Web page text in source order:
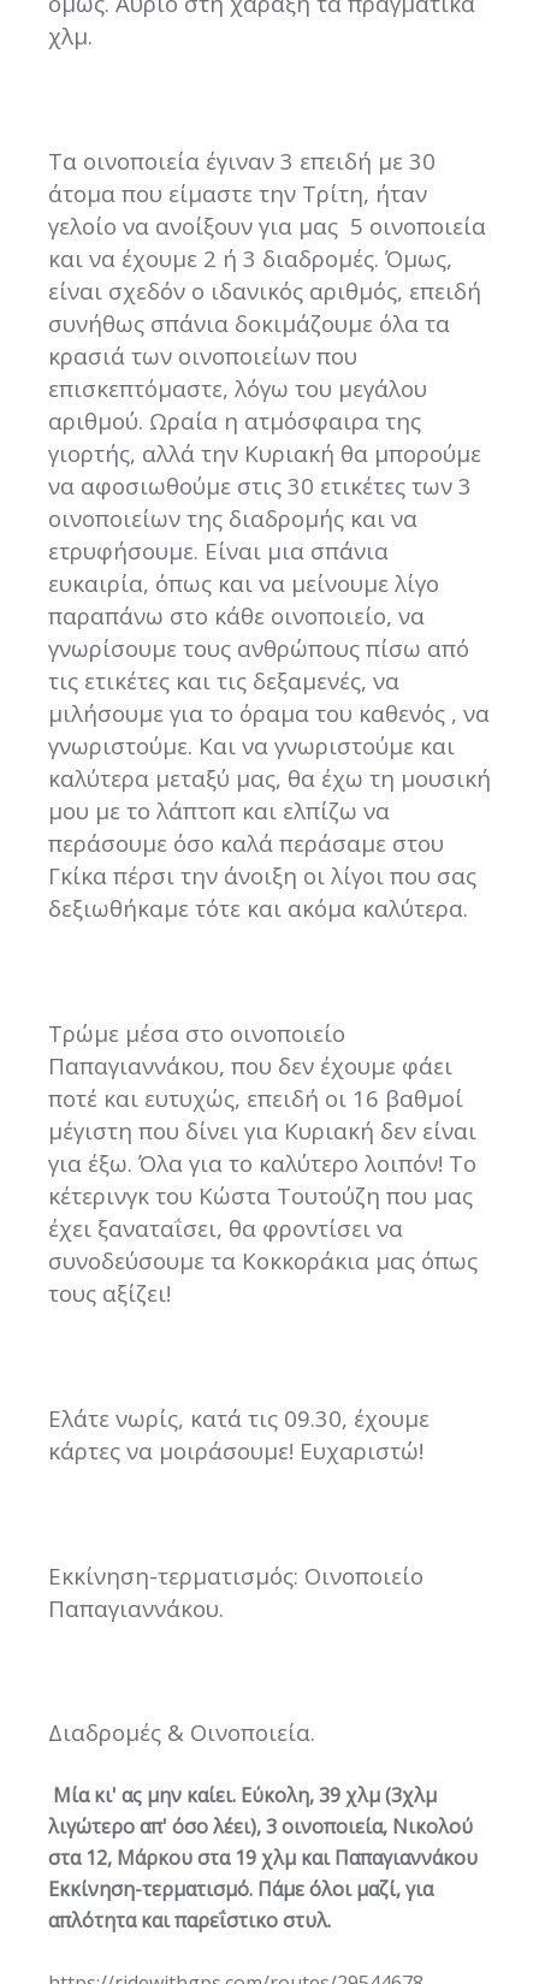
χλμ.
Τα οινοποιεία έγιναν 3 επειδή με 30
άτομα που είμαστε την Τρίτη, ήταν
γελοίο να ανοίξουν για μας 5 οινοποιεία
και να έχουμε 2 ή 3 διαδρομές. Όμως,
είναι σχεδόν ο ιδανικός αριθμός, επειδή
συνήθως σπάνια δοκιμάζουμε όλα τα
κρασιά των οινοποιείων που
επισκεπτόμαστε, λόγω του μεγάλου
αριθμού. Ωραία η ατμόσφαιρα της
γιορτής, αλλά την Κυριακή θα μπορούμε
να αφοσιωθούμε στις 30 ετικέτες των 3
οινοποιείων της διαδρομής και να
ετρυφήσουμε. Είναι μια σπάνια
ευκαιρία, όπως και να μείνουμε λίγο
παραπάνω στο κάθε οινοποιείο, να
γνωρίσουμε τους ανθρώπους πίσω από
τις ετικέτες και τις δεξαμενές, να
μιλήσουμε για το όραμα του καθενός , να
γνωριστούμε. Και να γνωριστούμε και
καλύτερα μεταξύ μας, θα έχω τη μουσική
μου με το λάπτοπ και ελπίζω να
περάσουμε όσο καλά περάσαμε στου
Γκίκα πέρσι την άνοιξη οι λίγοι που σας
δεξιωθήκαμε τότε και ακόμα καλύτερα.
Τρώμε μέσα στο οινοποιείο
Παπαγιαννάκου, που δεν έχουμε φάει
ποτέ και ευτυχώς, επειδή οι 16 βαθμοί
μέγιστη που δίνει για Κυριακή δεν είναι
για έξω. Όλα για το καλύτερο λοιπόν! Το
κέτερινγκ του Κώστα Τουτούζη που μας
έχει ξαναταΐσει, θα φροντίσει να
συνοδεύσουμε τα Κοκκοράκια μας όπως
τους αξίζει!
Ελάτε νωρίς, κατά τις 09.30, έχουμε
κάρτες να μοιράσουμε! Ευχαριστώ!
Εκκίνηση-τερματισμός: Οινοποιείο
Παπαγιαννάκου.
Διαδρομές & Οινοποιεία.
Μία κι' ας μην καίει. Εύκολη, 39 χλμ (3χλμ
λιγώτερο απ' όσο λέει), 3 οινοποιεία, Νικολού
στα 12, Μάρκου στα 19 χλμ και Παπαγιαννάκου
Εκκίνηση-τερματισμό. Πάμε όλοι μαζί, για
απλότητα και παρεΐστικο στυλ.